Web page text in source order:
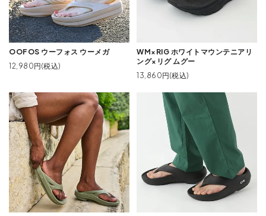
OOFOS ウーフォス ウーメガ
12,980円(税込)
WM×RIG ホワイトマウンテニアリ
ング×リグ ムグー
13,860円(税込)